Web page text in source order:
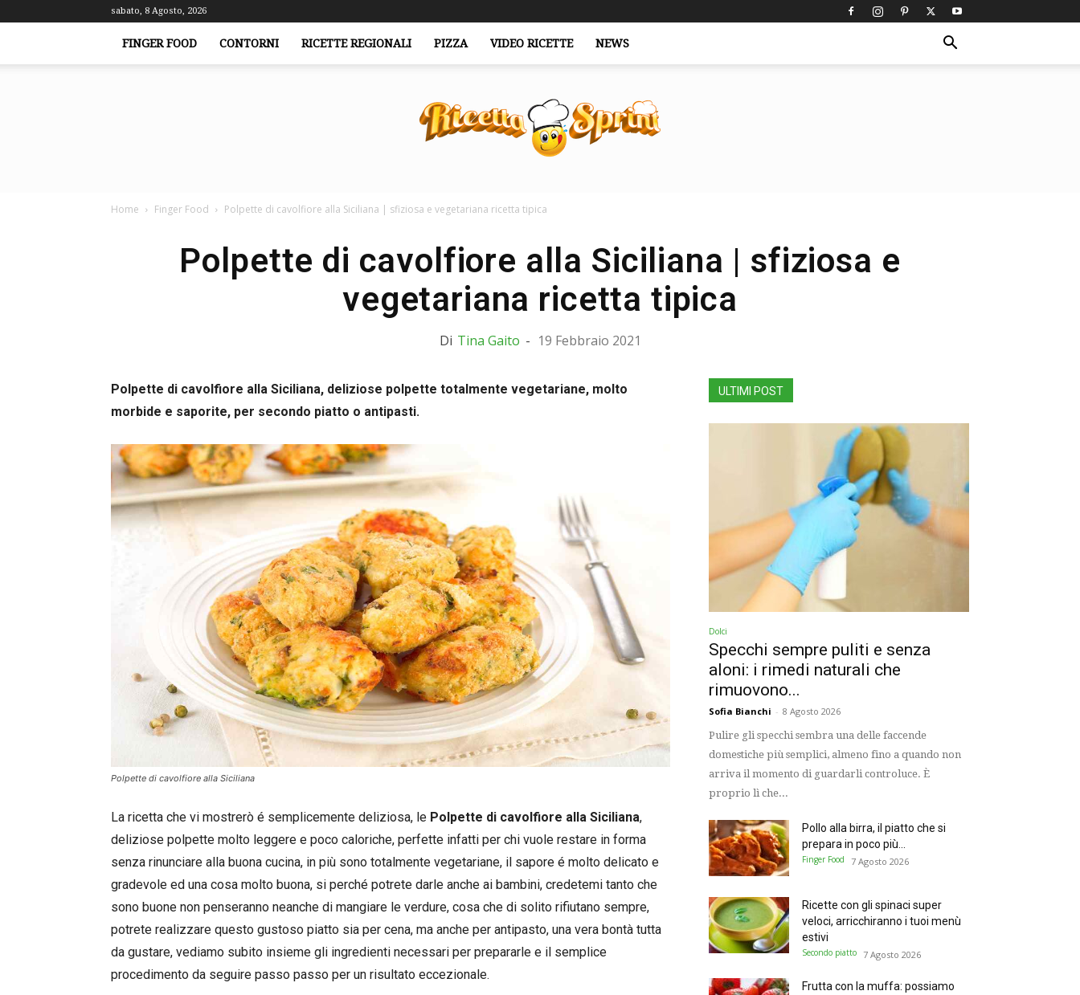
sabato, 8 Agosto, 2026
FINGER FOOD CONTORNI RICETTE REGIONALI PIZZA VIDEO RICETTE NEWS
Home Finger Food Polpette di cavolfiore alla Siciliana | sfiziosa e vegetariana ricetta tipica
Polpette di cavolfiore alla Siciliana | sfiziosa e
vegetariana ricetta tipica
Di Tina Gaito - 19 Febbraio 2021
Polpette di cavolfiore alla Siciliana, deliziose polpette totalmente vegetariane, molto
morbide e saporite, per secondo piatto o antipasti.
Polpette di cavolfiore alla Siciliana
La ricetta che vi mostrerò é semplicemente deliziosa, le Polpette di cavolfiore alla Siciliana,
deliziose polpette molto leggere e poco caloriche, perfette infatti per chi vuole restare in forma
senza rinunciare alla buona cucina, in più sono totalmente vegetariane, il sapore é molto delicato e
gradevole ed una cosa molto buona, si perché potrete darle anche ai bambini, credetemi tanto che
sono buone non penseranno neanche di mangiare le verdure, cosa che di solito rifiutano sempre,
potrete realizzare questo gustoso piatto sia per cena, ma anche per antipasto, una vera bontà tutta
da gustare, vediamo subito insieme gli ingredienti necessari per prepararle e il semplice
procedimento da seguire passo passo per un risultato eccezionale.
ULTIMI POST
Dolci
Specchi sempre puliti e senza
aloni: i rimedi naturali che
rimuovono...
Sofia Bianchi - 8 Agosto 2026
Pulire gli specchi sembra una delle faccende
domestiche più semplici, almeno fino a quando non
arriva il momento di guardarli controluce. È
proprio lì che...
Pollo alla birra, il piatto che si
prepara in poco più...
Finger Food 7 Agosto 2026
Ricette con gli spinaci super
veloci, arricchiranno i tuoi menù
estivi
Secondo piatto 7 Agosto 2026
Frutta con la muffa: possiamo